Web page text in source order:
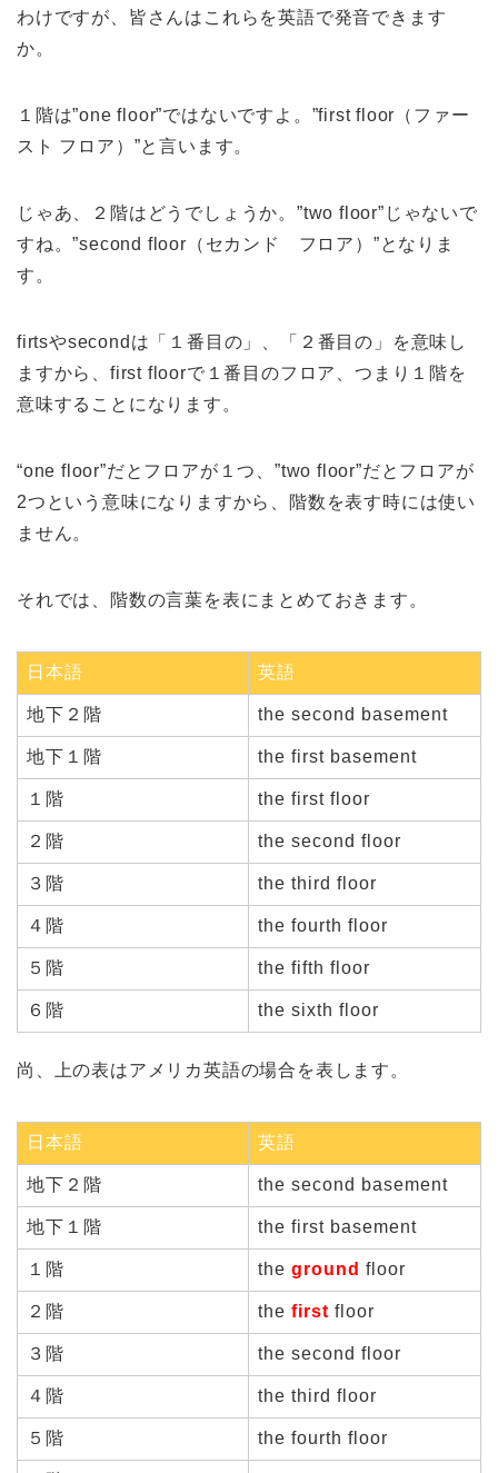
わけですが、皆さんはこれらを英語で発音できます
か。
１階は”one floor”ではないですよ。”first floor（ファー
スト フロア）”と言います。
じゃあ、２階はどうでしょうか。”two floor”じゃないで
すね。”second floor（セカンド フロア）”となりま
す。
firtsやsecondは「１番目の」、「２番目の」を意味し
ますから、first floorで１番目のフロア、つまり１階を
意味することになります。
“one floor”だとフロアが１つ、”two floor”だとフロアが
2つという意味になりますから、階数を表す時には使い
ません。
それでは、階数の言葉を表にまとめておきます。
日本語 英語
地下２階 the second basement
地下１階 the first basement
１階 the first floor
２階 the second floor
３階 the third floor
４階 the fourth floor
５階 the fifth floor
６階 the sixth floor
尚、上の表はアメリカ英語の場合を表します。
日本語 英語
地下２階 the second basement
地下１階 the first basement
１階 the ground floor
２階 the first floor
３階 the second floor
４階 the third floor
５階 the fourth floor